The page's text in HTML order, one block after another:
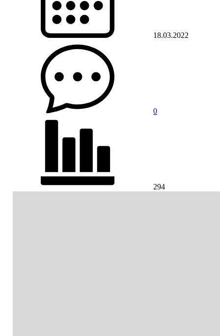
18.03.2022
0
294